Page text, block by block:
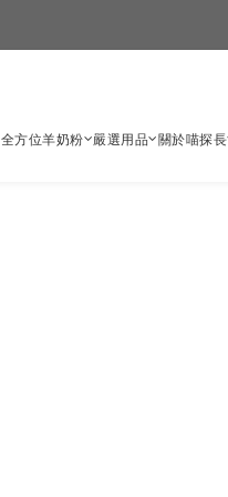
全方位羊奶粉 嚴選用品 關於喵探長